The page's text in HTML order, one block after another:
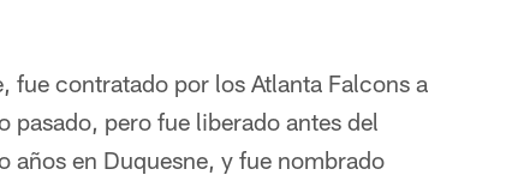
fue contratado por los Atlanta Falcons a
pero fue liberado antes del
años en Duquesne, y fue nombrado